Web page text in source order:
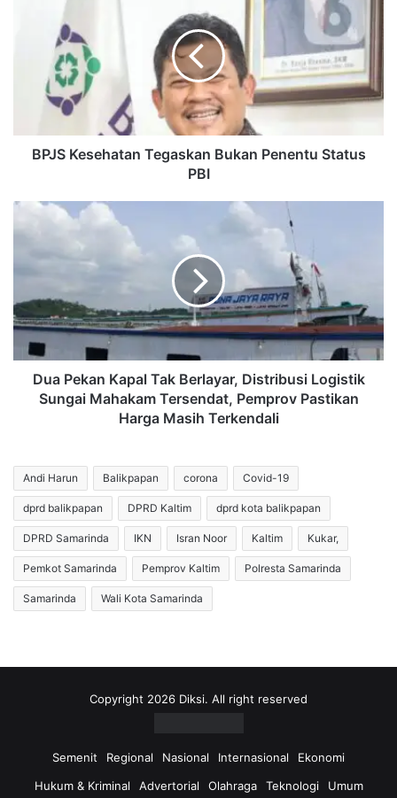
Tegaskan
Penentu
BPJS Kesehatan Tegaskan Bukan Penentu Status
PBI
Dua
Pekan
Distribusi
Logistik
Sungai
Mahakam
Tersendat,
Pemprov
Terkendali
Dua Pekan Kapal Tak Berlayar, Distribusi Logistik
Sungai Mahakam Tersendat, Pemprov Pastikan
Harga Masih Terkendali
Andi Harun Balikpapan corona Covid-19
dprd balikpapan DPRD Kaltim dprd kota balikpapan
DPRD Samarinda IKN Isran Noor Kaltim Kukar,
Pemkot Samarinda Pemprov Kaltim Polresta Samarinda
Samarinda Wali Kota Samarinda
Copyright 2026 Diksi. All right reserved
Semenit Regional Nasional Internasional
Ekonomi
Hukum & Kriminal
Advertorial Olahraga Teknologi Umum